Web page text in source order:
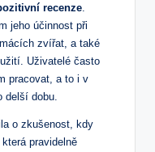
recenze
jeho účinnost při
zvířat, a také
Uživatelé často
pracovat, a to i v
delší dobu.
o zkušenost, kdy
pravidelně